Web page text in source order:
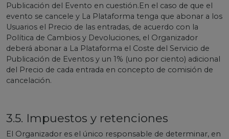
Publicación del Evento en cuestión.En el caso de que el
evento se cancele y La Plataforma tenga que abonar a los
Usuarios el Precio de las entradas, de acuerdo con la
Política de Cambios y Devoluciones, el Organizador
deberá abonar a La Plataforma el Coste del Servicio de
Publicación de Eventos y un 1% (uno por ciento) adicional
del Precio de cada entrada en concepto de comisión de
cancelación.
3.5. Impuestos y retenciones
El Organizador es el único responsable de determinar, en